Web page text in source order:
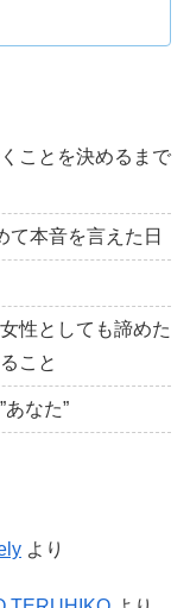
ことを決めるまで
て本音を言えた日
性としても諦めた
こと
なた”
より